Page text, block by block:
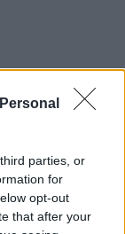
parties, or
for
opt-out
that after your
zabezpečení